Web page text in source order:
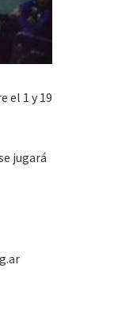
el 1 y 19
jugará